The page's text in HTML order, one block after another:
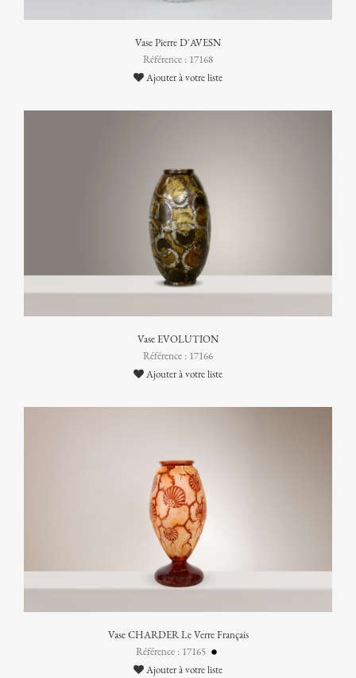
Vase Pierre D'AVESN
Référence : 17168
Ajouter à votre liste
Vase EVOLUTION
Référence : 17166
Ajouter à votre liste
Vase CHARDER Le Verre Français
Référence : 17165
Ajouter à votre liste